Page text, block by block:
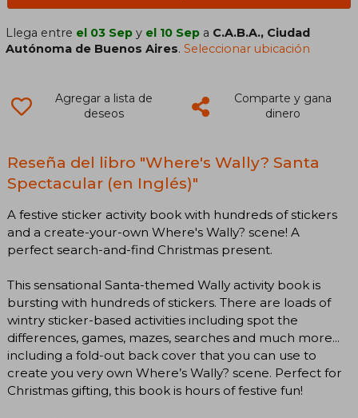
Llega entre el 03 Sep y el 10 Sep a C.A.B.A., Ciudad
Autónoma de Buenos Aires.Seleccionar ubicación
Agregar a lista de
deseos
Comparte y gana
dinero
Reseña del libro "Where's Wally? Santa
Spectacular (en Inglés)"
A festive sticker activity book with hundreds of stickers
and a create-your-own Where's Wally? scene! A
perfect search-and-find Christmas present.
This sensational Santa-themed Wally activity book is
bursting with hundreds of stickers. There are loads of
wintry sticker-based activities including spot the
differences, games, mazes, searches and much more...
including a fold-out back cover that you can use to
create you very own Where’s Wally? scene. Perfect for
Christmas gifting, this book is hours of festive fun!